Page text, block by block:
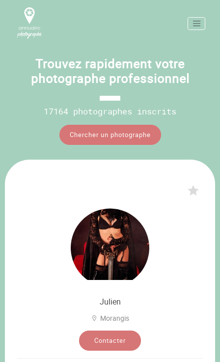
Trouvez rapidement votre
photographe professionnel
17164 photographes inscrits
Chercher un photographe
Julien
Morangis
Contacter